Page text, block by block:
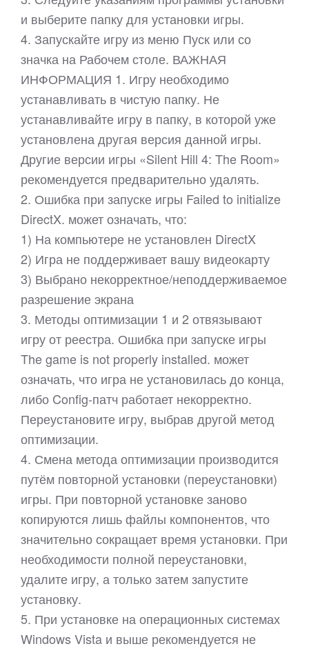
и выберите папку для установки игры.
4. Запускайте игру из меню Пуск или со
значка на Рабочем столе. ВАЖНАЯ
ИНФОРМАЦИЯ 1. Игру необходимо
устанавливать в чистую папку. Не
устанавливайте игру в папку, в которой уже
установлена другая версия данной игры.
Другие версии игры «Silent Hill 4: The Room»
рекомендуется предварительно удалять.
2. Ошибка при запуске игры Failed to initialize
DirectX. может означать, что:
1) На компьютере не установлен DirectX
2) Игра не поддерживает вашу видеокарту
3) Выбрано некорректное/неподдерживаемое
разрешение экрана
3. Методы оптимизации 1 и 2 отвязывают
игру от реестра. Ошибка при запуске игры
The game is not properly installed. может
означать, что игра не установилась до конца,
либо Config-патч работает некорректно.
Переустановите игру, выбрав другой метод
оптимизации.
4. Смена метода оптимизации производится
путём повторной установки (переустановки)
игры. При повторной установке заново
копируются лишь файлы компонентов, что
значительно сокращает время установки. При
необходимости полной переустановки,
удалите игру, а только затем запустите
установку.
5. При установке на операционных системах
Windows Vista и выше рекомендуется не